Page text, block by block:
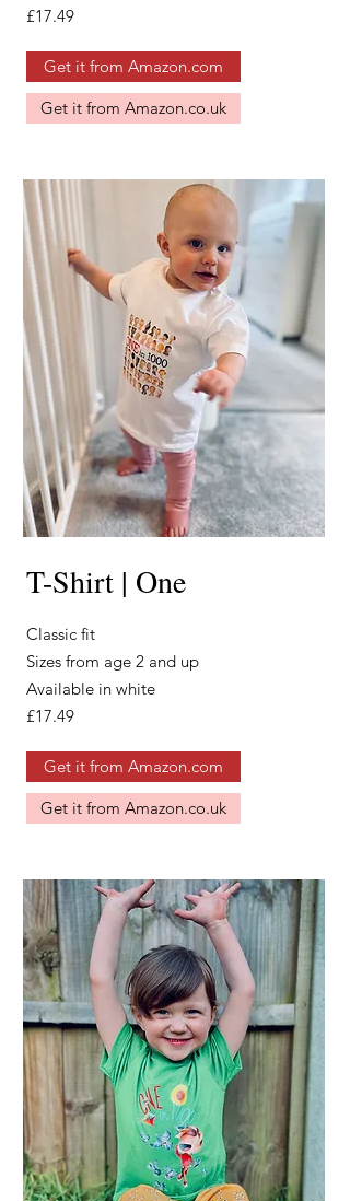
£17.49
Get it from Amazon.com
Get it from Amazon.co.uk
T-Shirt | One
Classic fit
Sizes from age 2 and up
Available in white
£17.49
Get it from Amazon.com
Get it from Amazon.co.uk